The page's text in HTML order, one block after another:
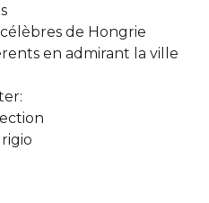
de Hongrie
en admirant la ville